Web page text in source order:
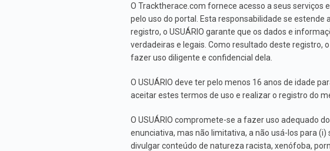
O Tracktherace.com fornece acesso a seus serviços
pelo uso do portal. Esta responsabilidade se
registro, o USUÁRIO garante que os dados e
verdadeiras e legais. Como resultado deste registro,
fazer uso diligente e confidencial dela.
O USUÁRIO deve ter pelo menos 16 anos de idade
aceitar estes termos de uso e realizar o registro do
O USUÁRIO compromete-se a fazer uso adequado
enunciativa, mas não limitativa, a não usá-los para
divulgar conteúdo de natureza racista, xenófoba,